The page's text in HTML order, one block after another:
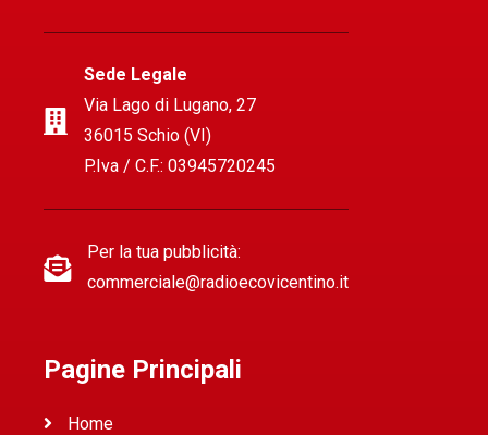
Sede Legale
Via Lago di Lugano, 27
36015 Schio (VI)
P.Iva / C.F.: 03945720245
Per la tua pubblicità:
commerciale@radioecovicentino.it
Pagine Principali
Home